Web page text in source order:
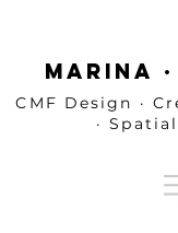
MARINA
CMF Design ·
·